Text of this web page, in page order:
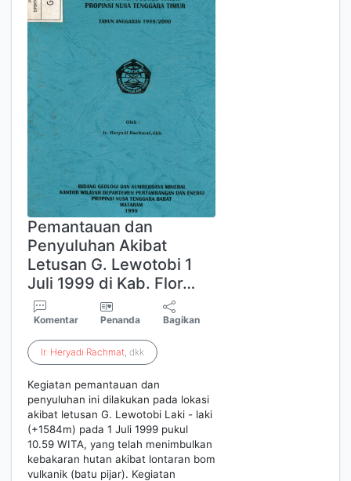
Pemantauan dan
Penyuluhan Akibat
Letusan G. Lewotobi 1
Juli 1999 di Kab. Flor…
Komentar Penanda Bagikan
Ir. Heryadi Rachmat, dkk
Kegiatan pemantauan dan
penyuluhan ini dilakukan pada lokasi
akibat letusan G. Lewotobi Laki - laki
(+1584m) pada 1 Juli 1999 pukul
10.59 WITA, yang telah menimbulkan
kebakaran hutan akibat lontaran bom
vulkanik (batu pijar). Kegiatan